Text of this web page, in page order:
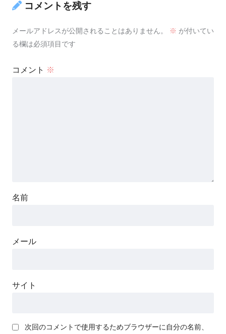
コメントを残す
メールアドレスが公開されることはありません。 ※ が付いてい
る欄は必須項目です
コメント ※
名前
メール
サイト
次回のコメントで使用するためブラウザーに自分の名前、